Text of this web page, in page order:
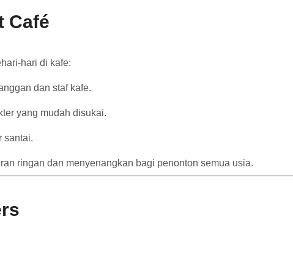
Café
hari di kafe:
dan staf kafe.
yang mudah disukai.
santai.
ringan dan menyenangkan bagi penonton semua usia.